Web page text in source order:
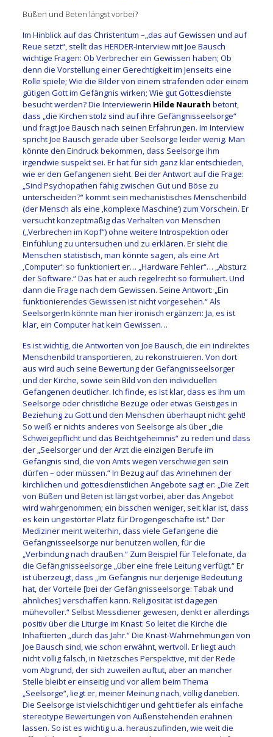
Büßen und Beten längst vorbei?
Im Hinblick auf das Christentum –„das auf Gewissen und auf
Reue setzt“, stellt das HERDER-Interview mit Joe Bausch
wichtige Fragen: Ob Verbrecher ein Gewissen haben; Ob
denn die Vorstellung einer Gerechtigkeit im Jenseits eine
Rolle spiele; Wie die Bilder von einem strafenden oder einem
gütigen Gott im Gefängnis wirken; Wie gut Gottesdienste
besucht werden? Die Interviewerin Hilde Naurath betont,
dass „die Kirchen stolz sind auf ihre Gefängnisseelsorge“
und fragt Joe Bausch nach seinen Erfahrungen. Im Interview
spricht Joe Bausch gerade über Seelsorge leider wenig. Man
könnte den Eindruck bekommen, dass Seelsorge ihm
irgendwie suspekt sei. Er hat für sich ganz klar entschieden,
wie er den Gefangenen sieht. Bei der Antwort auf die Frage:
„Sind Psychopathen fähig zwischen Gut und Böse zu
unterscheiden?“ kommt sein mechanistisches Menschenbild
(der Mensch als eine ‚komplexe Maschine‘) zum Vorschein. Er
versucht konzeptmäßig das Verhalten von Menschen
(„Verbrechen im Kopf“) ohne weitere Introspektion oder
Einfühlung zu untersuchen und zu erklären. Er sieht die
Menschen statistisch, man könnte sagen, als eine Art
‚Computer‘: so funktioniert er… „Hardware Fehler“… „Absturz
der Software.“ Das hat er auch regelrecht so formuliert. Und
dann die Frage nach dem Gewissen. Seine Antwort: „Ein
funktionierendes Gewissen ist nicht vorgesehen.“ Als
SeelsorgerIn könnte man hier ironisch ergänzen: Ja, es ist
klar, ein Computer hat kein Gewissen…
Es ist wichtig, die Antworten von Joe Bausch, die ein indirektes
Menschenbild transportieren, zu rekonstruieren. Von dort
aus wird auch seine Bewertung der Gefängnisseelsorger
und der Kirche, sowie sein Bild von den individuellen
Gefangenen deutlicher. Ich finde, es ist klar, dass es ihm um
Seelsorge oder christliche Bezüge oder etwas Geistiges in
Beziehung zu Gott und den Menschen überhaupt nicht geht!
So weiß er nichts anderes von Seelsorge als über „die
Schweigepflicht und das Beichtgeheimnis“ zu reden und dass
der „Seelsorger und der Arzt die einzigen Berufe im
Gefängnis sind, die von Amts wegen verschwiegen sein
dürfen – oder müssen.“ In Bezug auf das Annehmen der
kirchlichen und gottesdienstlichen Angebote sagt er: „Die Zeit
von Büßen und Beten ist längst vorbei, aber das Angebot
wird wahrgenommen; ein bisschen weniger, seit klar ist, dass
es kein ungestörter Platz für Drogengeschäfte ist.“ Der
Mediziner meint weiterhin, dass viele Gefangene die
Gefängnisseelsorge nur benutzen wollen, für die
„Verbindung nach draußen.“ Zum Beispiel für Telefonate, da
die Gefängnisseelsorge „über eine freie Leitung verfügt.“ Er
ist überzeugt, dass „im Gefängnis nur derjenige Bedeutung
hat, der Vorteile [bei der Gefängnisseelsorge: Tabak und
ähnliches] verschaffen kann. Religiosität ist dagegen
mühevoller.“ Selbst Messdiener gewesen, denkt er allerdings
positiv über die Liturgie im Knast: So leitet die Kirche die
Inhaftierten „durch das Jahr.“ Die Knast-Wahrnehmungen von
Joe Bausch sind, wie schon erwähnt, wertvoll. Er liegt auch
nicht völlig falsch, in Nietzsches Perspektive, mit der Rede
vom Abgrund, der sich zuweilen auftut, aber an mancher
Stelle bleibt er einseitig und vor allem beim Thema
„Seelsorge“, liegt er, meiner Meinung nach, völlig daneben.
Die Seelsorge ist vielschichtiger und geht tiefer als einfache
stereotype Bewertungen von Außenstehenden erahnen
lassen. So ist es wichtig u.a. herauszufinden, wie weit die